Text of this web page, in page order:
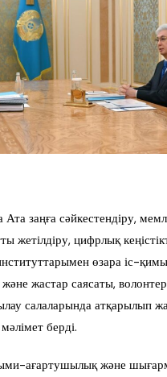
заңға сәйкестендіру,
жетілдіру, цифрлық
өзара іс-
жастар саясаты,
салаларында атқарылып
берді.
ағартушылық және